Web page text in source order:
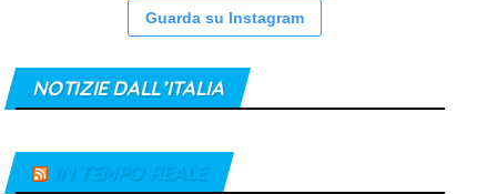
Guarda su Instagram
NOTIZIE DALL’ITALIA
IN TEMPO REALE